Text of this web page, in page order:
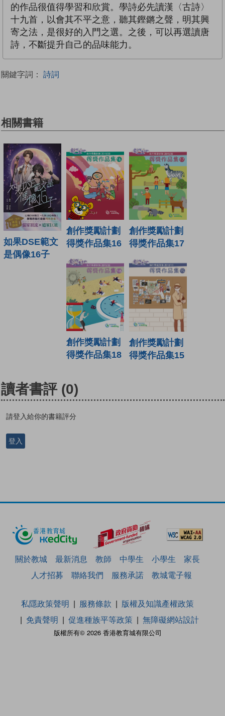
的作品很值得學習和欣賞。學詩必先讀漢〈古詩〉
十九首，以會其不平之意，聽其鏗鏘之聲，明其興
寄之法，是很好的入門之選。之後，可以再選讀唐
詩，不斷提升自己的品味能力。
關鍵字詞： 詩詞
相關書籍
如果DSE範文
是偶像16子
創作獎勵計劃
得獎作品集16
創作獎勵計劃
得獎作品集17
創作獎勵計劃
得獎作品集18
創作獎勵計劃
得獎作品集15
讀者書評 (0)
請登入給你的書籍評分
登入
關於教城 最新消息 教師 中學生 小學生
家長
人才招募
聯絡我們 服務承諾 教城電子報
版權所有© 2026 香港教育城有限公司
私隱政策聲明 服務條款
版權及知識產權政策
免責聲明
促進種族平等政策 無障礙網站設計